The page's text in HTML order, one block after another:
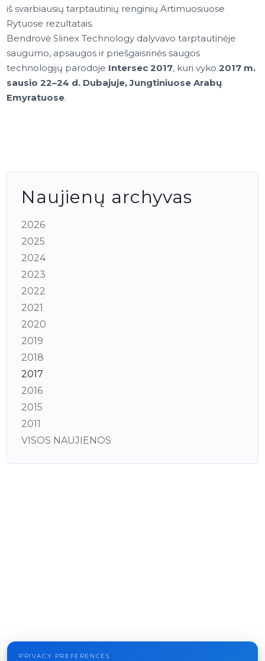
iš svarbiausių tarptautinių renginių Artimuosiuose
Rytuose rezultatais.
Bendrovė Slinex Technology dalyvavo tarptautinėje
saugumo, apsaugos ir priešgaisrinės saugos
technologijų parodoje Intersec 2017, kuri vyko2017 m.
sausio 22–24 d. Dubajuje, Jungtiniuose Arabų
Emyratuose.
Naujienų archyvas
2026
2025
2024
2023
2022
2021
2020
2019
2018
2017
2016
2015
2011
VISOS NAUJIENOS
PRIVACY PREFERENCES